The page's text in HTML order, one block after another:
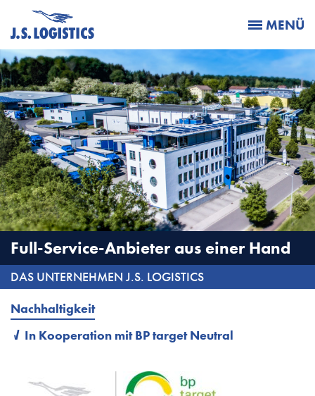
MENÜ
Full-Service-Anbieter aus einer Hand
DAS UNTERNEHMEN J.S. LOGISTICS
Nachhaltigkeit
In Kooperation mit BP target Neutral